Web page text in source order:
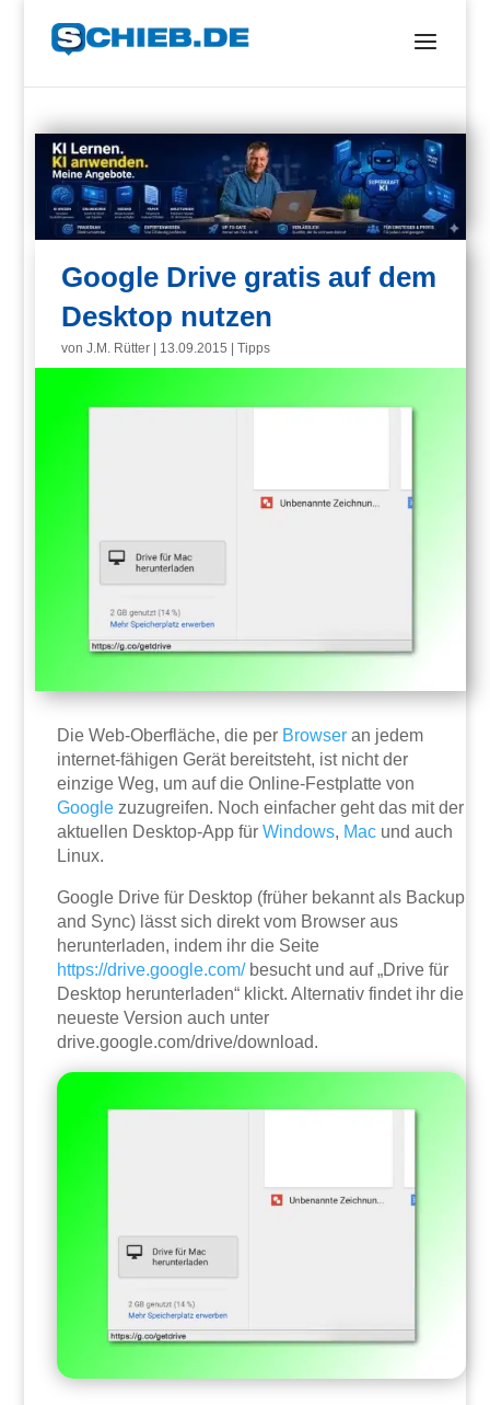
Google Drive gratis auf dem
Desktop nutzen
vonJ.M. Rütter 13.09.2015 |Tipps
Die Web-Oberfläche, die per Browser an jedem
internet-fähigen Gerät bereitsteht, ist nicht der
einzige Weg, um auf die Online-Festplatte von
Google zuzugreifen. Noch einfacher geht das mit der
aktuellen Desktop-App fürWindows, Mac und auch
Linux.
Google Drive für Desktop (früher bekannt als Backup
and Sync) lässt sich direkt vom Browser aus
herunterladen, indem ihr die Seite
https://drive.google.com/besucht und auf „Drive für
Desktop herunterladen“ klickt. Alternativ findet ihr die
neueste Version auch unter
drive.google.com/drive/download.